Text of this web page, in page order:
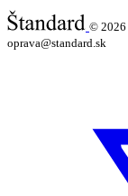
© 2026
oprava@standard.sk